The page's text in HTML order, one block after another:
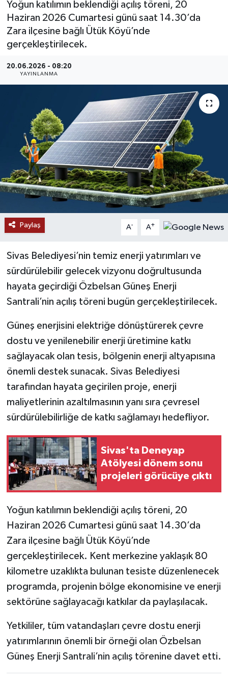
Yoğun katılımın beklendiği açılış töreni, 20
Haziran 2026 Cumartesi günü saat 14.30’da
Zara ilçesine bağlı Ütük Köyü’nde
gerçekleştirilecek.
20.06.2026 - 08:20
YAYINLANMA
Paylaş A- A+
Sivas Belediyesi’nin temiz enerji yatırımları ve
sürdürülebilir gelecek vizyonu doğrultusunda
hayata geçirdiği Özbelsan Güneş Enerji
Santrali’nin açılış töreni bugün gerçekleştirilecek.
Güneş enerjisini elektriğe dönüştürerek çevre
dostu ve yenilenebilir enerji üretimine katkı
sağlayacak olan tesis, bölgenin enerji altyapısına
önemli destek sunacak. Sivas Belediyesi
tarafından hayata geçirilen proje, enerji
maliyetlerinin azaltılmasının yanı sıra çevresel
sürdürülebilirliğe de katkı sağlamayı hedefliyor.
Sivas'ta Deneyap
Atölyesi dönem sonu
projeleri görücüye çıktı
Yoğun katılımın beklendiği açılış töreni, 20
Haziran 2026 Cumartesi günü saat 14.30’da
Zara ilçesine bağlı Ütük Köyü’nde
gerçekleştirilecek. Kent merkezine yaklaşık 80
kilometre uzaklıkta bulunan tesiste düzenlenecek
programda, projenin bölge ekonomisine ve enerji
sektörüne sağlayacağı katkılar da paylaşılacak.
Yetkililer, tüm vatandaşları çevre dostu enerji
yatırımlarının önemli bir örneği olan Özbelsan
Güneş Enerji Santrali’nin açılış törenine davet etti.
MAGAZİN
ÖZEL HABER
RESMİ İLANLAR
SİYASET
SOSYAL YARDIMLAR
SPONSORLU YAZI
SPOR
TEKNOLOJİ
YAŞAM